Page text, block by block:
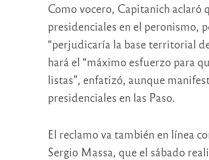
Como vocero, Capitanich aclaró
presidenciales en el peronismo,
“perjudicaría la base territorial
hará el “máximo esfuerzo para
listas”, enfatizó, aunque
presidenciales en las Paso.
El reclamo va también en línea
Sergio Massa, que el sábado